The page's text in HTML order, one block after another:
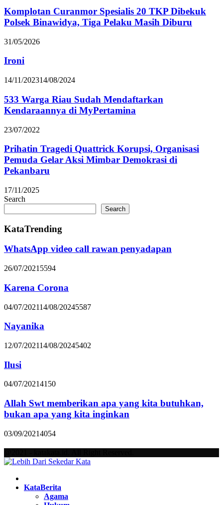
Komplotan Curanmor Spesialis 20 TKP Dibekuk
Polsek Binawidya, Tiga Pelaku Masih Diburu
31/05/2026
Ironi
14/11/202314/08/2024
533 Warga Riau Sudah Mendaftarkan
Kendaraannya di MyPertamina
23/07/2022
Prihatin Tragedi Quattrick Korupsi, Organisasi
Pemuda Gelar Aksi Mimbar Demokrasi di
Pekanbaru
17/11/2025
Search
Search
KataTrending
WhatsApp video call rawan penyadapan
26/07/2021 5594
Karena Corona
04/07/202114/08/20245587
Nayanika
12/07/202114/08/20245402
Ilusi
04/07/20214150
Allah Swt memberikan apa yang kita butuhkan,
bukan apa yang kita inginkan
03/09/20214054
KataBerita
Agama